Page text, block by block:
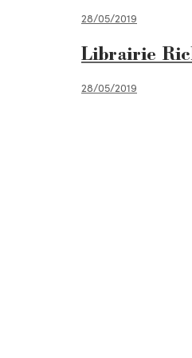
28/05/2019
Librairie
28/05/2019